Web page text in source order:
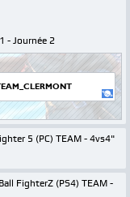
- Journée 2
5 (PC) TEAM - 4vs4"
FighterZ (PS4) TEAM -